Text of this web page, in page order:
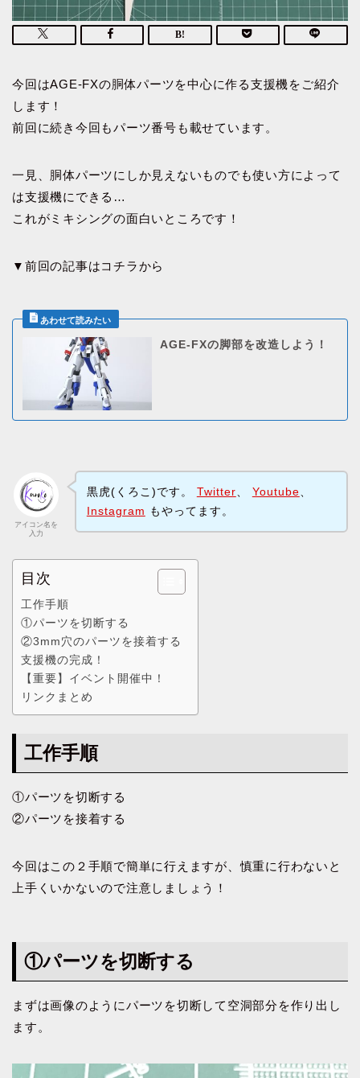
今回はAGE-FXの胴体パーツを中心に作る支援機をご紹介
します！
前回に続き今回もパーツ番号も載せています。
一見、胴体パーツにしか見えないものでも使い方によって
は支援機にできる…
これがミキシングの面白いところです！
▼前回の記事はコチラから
AGE-FXの脚部を改造しよう！
アイコン名を
入力
黒虎(くろこ)です。 Twitter、 Youtube、
Instagram もやってます。
目次
工作手順
①パーツを切断する
②3mm穴のパーツを接着する
支援機の完成！
【重要】イベント開催中！
リンクまとめ
工作手順
①パーツを切断する
②パーツを接着する
今回はこの２手順で簡単に行えますが、慎重に行わないと
上手くいかないので注意しましょう！
①パーツを切断する
まずは画像のようにパーツを切断して空洞部分を作り出し
ます。